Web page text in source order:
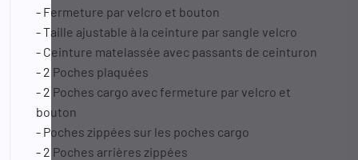
- Fermeture par velcro et bouton
- Taille ajustable à la ceinture par sangle velcro
- Ceinture matelassée avec passants de ceinturon
- 2 Poches plaquées
- 2 Poches cargo avec fermeture par velcro et
bouton
- Poches zippées sur les poches cargo
- 2 Poches arrières zippées